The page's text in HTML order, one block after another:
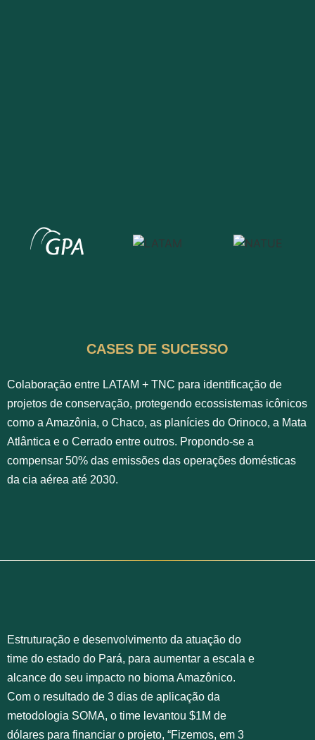
CASES DE SUCESSO
Colaboração entre LATAM + TNC para identificação de
projetos de conservação, protegendo ecossistemas icônicos
como a Amazônia, o Chaco, as planícies do Orinoco, a Mata
Atlântica e o Cerrado entre outros. Propondo-se a
compensar 50% das emissões das operações domésticas
da cia aérea até 2030.
Estruturação e desenvolvimento da atuação do
time do estado do Pará, para aumentar a escala e
alcance do seu impacto no bioma Amazônico.
Com o resultado de 3 dias de aplicação da
metodologia SOMA, o time levantou $1M de
dólares para financiar o projeto, “Fizemos, em 3